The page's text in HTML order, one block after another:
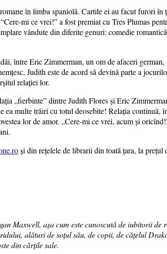
în limba spaniolă. Cartile ei au facut furori
mi ce vrei!” a fost premiat cu Tres Plumas
vândute din diferite genuri: comedie
între Eric Zimmerman, un om de afaceri
Judith este de acord să devină parte a
relației lor.
„fierbinte” dintre Judith Flores și Eric
ea multe trăiri cu totul deosebite! Relația
lor de amor. „Cere-mi ce vrei, acum și
și din rețelele de librarii din toată țara, la prețul
Maxwell, așa cum este cunoscută de iubitorii
alături de soțul său, de copii, de cățelul
din cărțile sale.